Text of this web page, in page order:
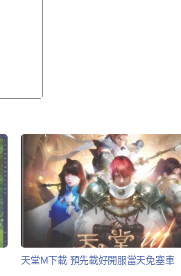
天堂M下載 預先載好開服當天免塞車